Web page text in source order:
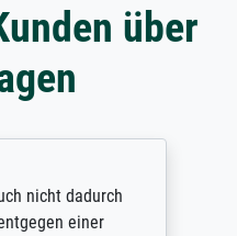
über
nicht dadurch
einer